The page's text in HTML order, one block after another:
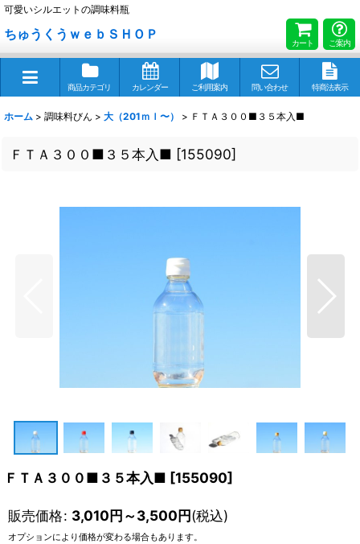
可愛いシルエットの調味料瓶
ちゅうくうｗｅｂＳＨＯＰ
カート ご案内
商品カテゴリ カレンダー ご利用案内 問い合わせ 特商法表示
ホーム > 調味料びん > 大（201ｍｌ〜） > ＦＴＡ３００■３５本入■
ＦＴＡ３００■３５本入■ [155090]
ＦＴＡ３００■３５本入■ [155090]
販売価格: 3,010円～3,500円(税込)
オプションにより価格が変わる場合もあります。